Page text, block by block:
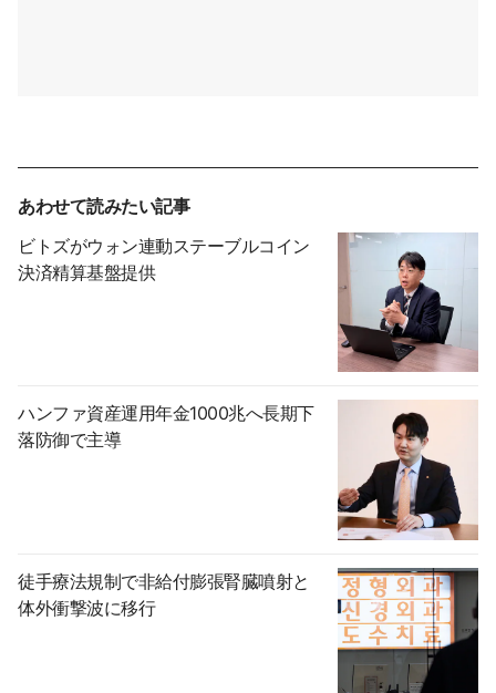
あわせて読みたい記事
ビトズがウォン連動ステーブルコイン
決済精算基盤提供
ハンファ資産運用年金1000兆へ長期下
落防御で主導
徒手療法規制で非給付膨張腎臓噴射と
体外衝撃波に移行